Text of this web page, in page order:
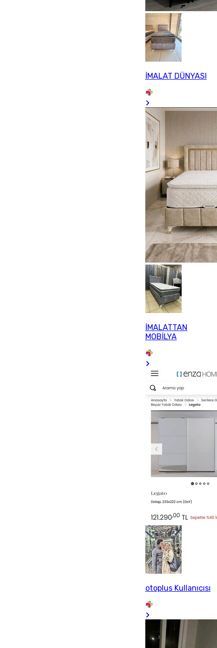
İMALAT DÜNYASI
İMALATTAN
MOBİLYA
otoplus Kullanıcısı